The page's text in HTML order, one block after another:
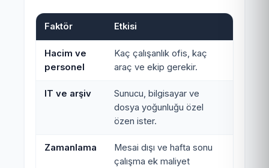
Faktör Etkisi
Hacim ve
personel
Kaç çalışanlık ofis, kaç
araç ve ekip gerekir.
IT ve arşiv
Sunucu, bilgisayar ve
dosya yoğunluğu özel
özen ister.
Zamanlama
Mesai dışı ve hafta sonu
çalışma ek maliyet